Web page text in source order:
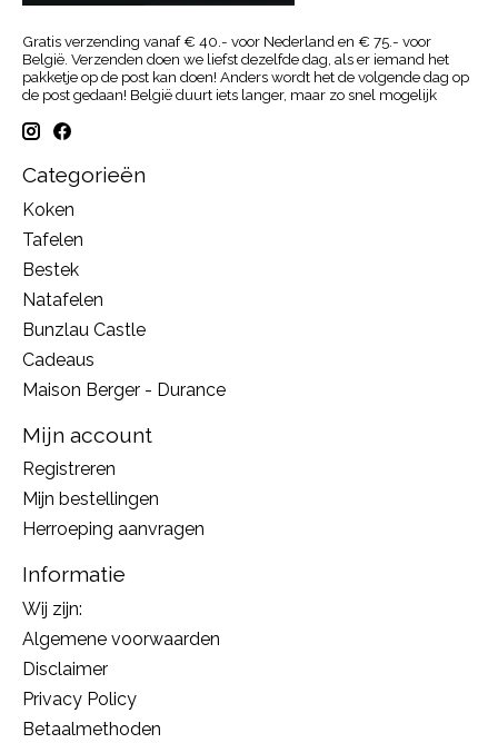
Gratis verzending vanaf € 40.- voor Nederland en € 75.- voor
België. Verzenden doen we liefst dezelfde dag, als er iemand het
pakketje op de post kan doen! Anders wordt het de volgende dag op
de post gedaan! België duurt iets langer, maar zo snel mogelijk
Categorieën
Koken
Tafelen
Bestek
Natafelen
Bunzlau Castle
Cadeaus
Maison Berger - Durance
Mijn account
Registreren
Mijn bestellingen
Herroeping aanvragen
Informatie
Wij zijn:
Algemene voorwaarden
Disclaimer
Privacy Policy
Betaalmethoden